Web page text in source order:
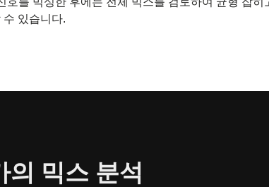
있습니다.
의 믹스 분석